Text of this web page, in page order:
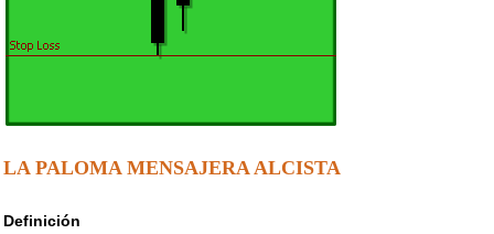
LA PALOMA MENSAJERA ALCISTA
Definición